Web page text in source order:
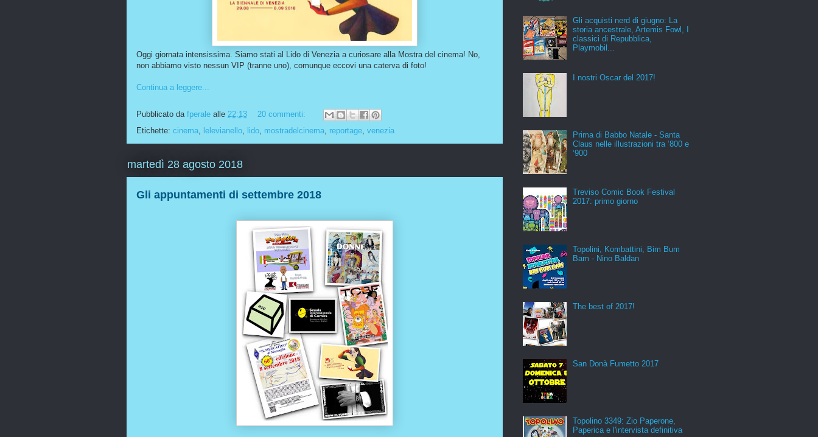
Oggi giornata intensissima. Siamo stati al Lido di Venezia a curiosare alla Mostra del cinema! No,
non abbiamo visto nessun VIP (tranne uno), comunque eccovi una caterva di foto!
Continua a leggere...
Pubblicato da fperale alle 22:13
20 commenti:
Etichette: cinema lelevianello lido mostradelcinema reportage venezia
martedì 28 agosto 2018
Gli appuntamenti di settembre 2018
Gli acquisti nerd di giugno: La
storia ancestrale, Artemis Fowl, I
classici di Repubblica,
Playmobil...
I nostri Oscar del 2017!
Prima di Babbo Natale - Santa
Claus nelle illustrazioni tra ‘800 e
‘900
Treviso Comic Book Festival
2017: primo giorno
Topolini, Kombattini, Bim Bum
Bam - Nino Baldan
The best of 2017!
San Donà Fumetto 2017
Topolino 3349: Zio Paperone,
Paperica e l'intervista definitiva